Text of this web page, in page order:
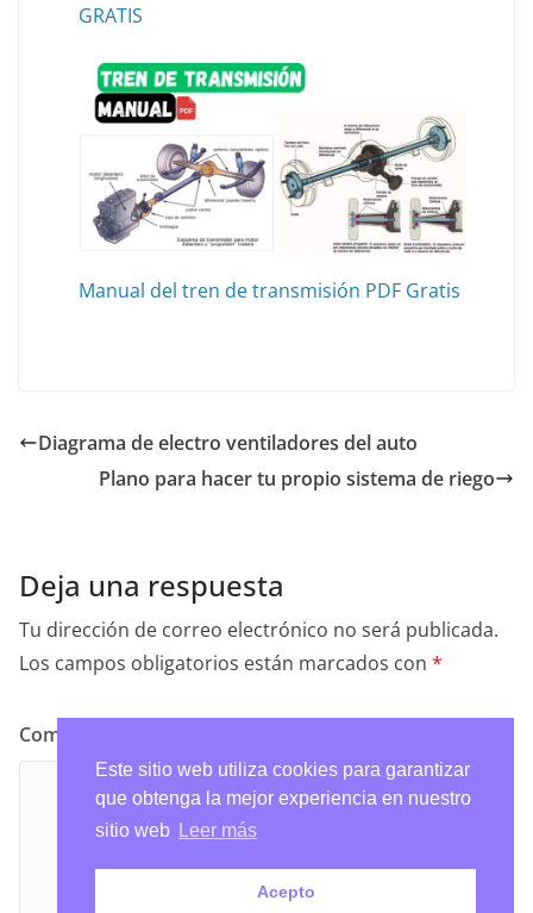
GRATIS
Manual del tren de transmisión PDF Gratis
Diagrama de electro ventiladores del auto
Plano para hacer tu propio sistema de riego
Deja una respuesta
Tu dirección de correo electrónico no será publicada.
Los campos obligatorios están marcados con *
Comentario
Este sitio web utiliza cookies para garantizar
que obtenga la mejor experiencia en nuestro
sitio web
Leer más
Acepto